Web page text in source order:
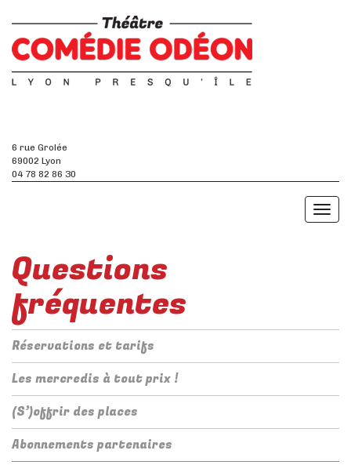
6 rue Grolée
69002 Lyon
04 78 82 86 30
Toggle
Questions
fréquentes
Réservations et tarifs
Les mercredis à tout prix !
(S’)offrir des places
Abonnements partenaires